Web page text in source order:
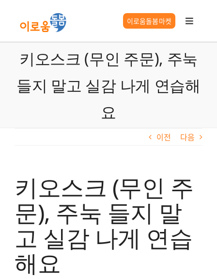
로
이로움돌봄마켓
Toggle
이로움 서비스
요양시설찾기
키오스크 (무인 주문), 주눅
들지 말고 실감 나게 연습해
요
이전 다음
키오스크 (무인 주
문), 주눅 들지 말
고 실감 나게 연습
해요